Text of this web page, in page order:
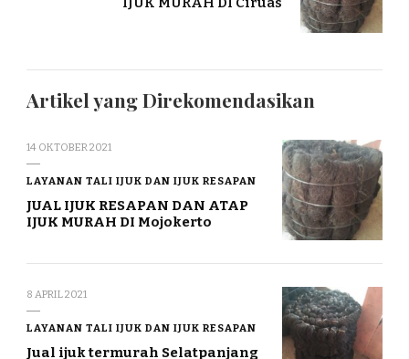
Artikel yang Direkomendasikan
14 OKTOBER 2021
LAYANAN TALI IJUK DAN IJUK RESAPAN
JUAL IJUK RESAPAN DAN ATAP
IJUK MURAH DI Mojokerto
8 APRIL 2021
LAYANAN TALI IJUK DAN IJUK RESAPAN
Jual ijuk termurah Selatpanjang